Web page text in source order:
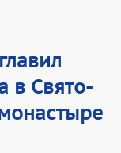
в Свято-